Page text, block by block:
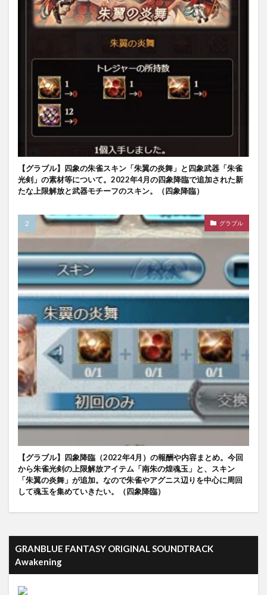
【グラブル】四象の朱雀スキン「朱翼の炎舞」と四象武器「朱雀
光剣」の素材等について。2022年4月の四象降臨で追加された新
たな上限解放と武器モチーフのスキン。（四象降臨）
グラブル
【グラブル】四象降臨（2022年4月）の報酬や内容まとめ。今回
から朱雀光剣の上限解放アイテム「南朱の煌魂玉」と、スキン
「朱翼の炎舞」が追加。なので朱雀やアグニス辺りを中心に周回
して魂玉を集めていきたい。（四象降臨）
GRANBLUE FANTASY ORIGINAL SOUNDTRACK
Awakening